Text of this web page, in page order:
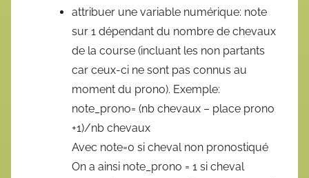
attribuer une variable numérique: note
sur 1 dépendant du nombre de chevaux
de la course (incluant les non partants
car ceux-ci ne sont pas connus au
moment du prono). Exemple:
note_prono= (nb chevaux – place prono
+1)/nb chevaux
Avec note=0 si cheval non pronostiqué
On a ainsi note_prono = 1 si cheval